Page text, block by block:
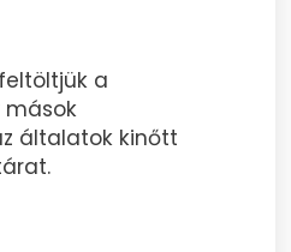
a
mások
általatok kinőtt